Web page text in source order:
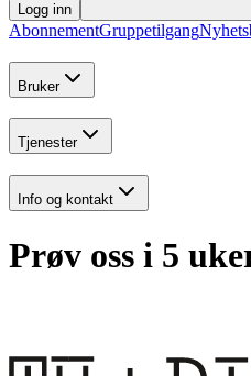
Logg inn
AbonnementGruppetilgang
Bruker
Tjenester
Info og kontakt
Prøv oss i 5